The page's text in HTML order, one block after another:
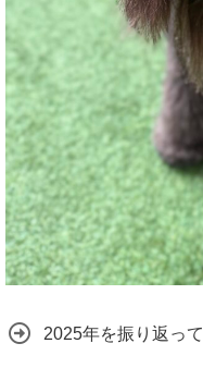
2025年を振り返って